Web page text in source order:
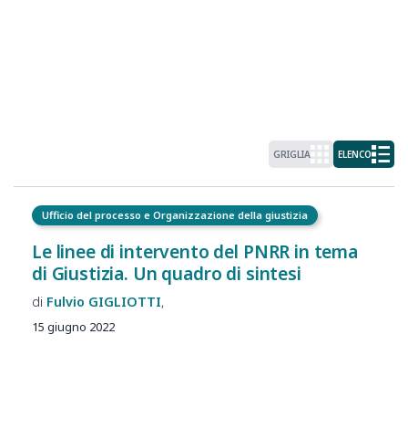
GRIGLIA ELENCO
Ufficio del processo e Organizzazione della giustizia
Le linee di intervento del PNRR in tema
di Giustizia. Un quadro di sintesi
Fulvio GIGLIOTTI
15 giugno 2022